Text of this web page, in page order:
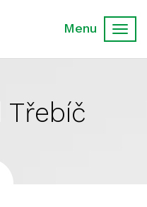
Třebíč